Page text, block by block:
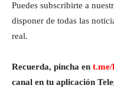
Puedes subscribirte a
disponer de todas las
real.
Recuerda, pincha en
canal en tu aplicación